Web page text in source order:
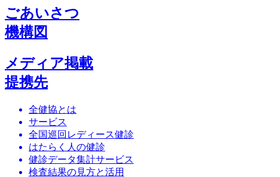
ごあいさつ
機構図
メディア掲載
提携先
全健協とは
サービス
全国巡回レディース健診
はたらく人の健診
健診データ集計サービス
検査結果の見方と活用